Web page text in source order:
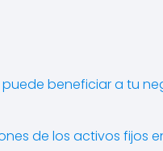
beneficiar a tu
de los activos fijos